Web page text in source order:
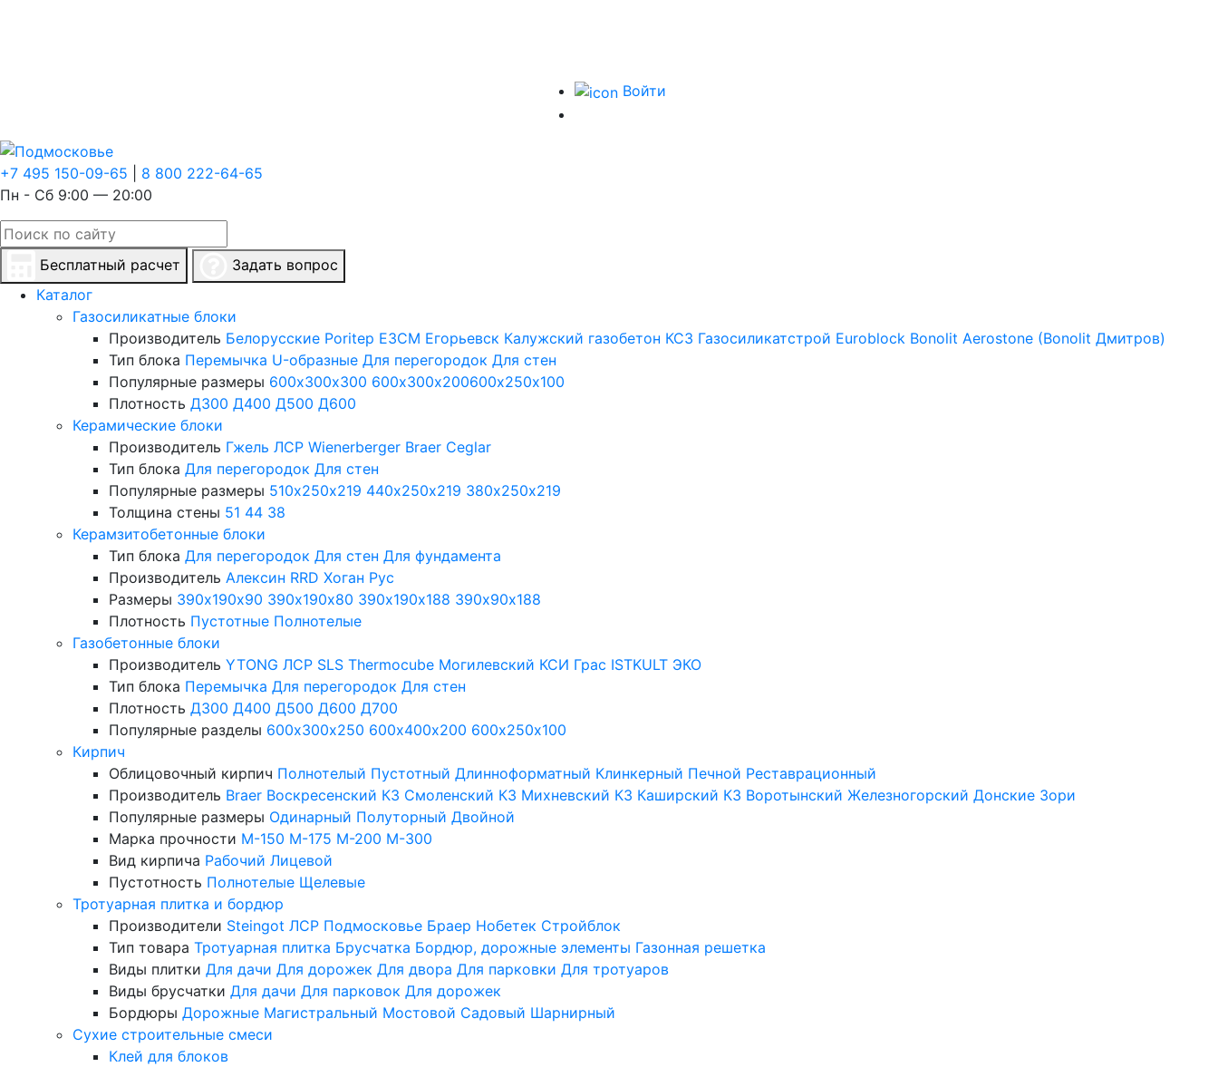
Войти
+7 495 150-09-65
8 800 222-64-65
Пн - Сб 9:00 — 20:00
Бесплатный расчет
Задать вопрос
Каталог
Газосиликатные блоки
Производитель Белорусские Poritep ЕЗСМ Егорьевск Калужский газобетон КСЗ Газосиликатстрой Euroblock Bonolit Aerostone (Bonolit Дмитров)
Тип блока Перемычка U-образные Для перегородок Для стен
Популярные размеры 600х300х300 600х300х200600х250х100
Плотность Д300 Д400 Д500 Д600
Керамические блоки
Производитель Гжель ЛСР Wienerberger Braer Ceglar
Тип блока Для перегородок Для стен
Популярные размеры 510х250х219 440х250х219 380х250х219
Толщина стены 51 44 38
Керамзитобетонные блоки
Тип блока Для перегородок Для стен Для фундамента
Производитель Алексин RRD Хоган Рус
Размеры 390х190х90 390х190х80 390х190х188 390х90х188
Плотность Пустотные Полнотелые
Газобетонные блоки
Производитель YTONG ЛСР SLS Thermocube Могилевский КСИ Грас ISTKULT ЭКО
Тип блока Перемычка Для перегородок Для стен
Плотность Д300 Д400 Д500 Д600 Д700
Популярные разделы 600х300х250 600х400х200 600х250х100
Кирпич
Облицовочный кирпич Полнотелый Пустотный Длинноформатный Клинкерный Печной Реставрационный
Производитель Braer Воскресенский КЗ Смоленский КЗ Михневский КЗ Каширский КЗ Воротынский Железногорский Донские Зори
Популярные размеры Одинарный Полуторный Двойной
Марка прочности М-150 М-175 М-200 М-300
Вид кирпича Рабочий Лицевой
Пустотность Полнотелые Щелевые
Тротуарная плитка и бордюр
Производители Steingot ЛСР Подмосковье Браер Нобетек Стройблок
Тип товара Тротуарная плитка Брусчатка Бордюр, дорожные элементы Газонная решетка
Виды плитки Для дачи Для дорожек Для двора Для парковки Для тротуаров
Виды брусчатки Для дачи Для парковок Для дорожек
Бордюры Дорожные Магистральный Мостовой Садовый Шарнирный
Сухие строительные смеси
Клей для блоков